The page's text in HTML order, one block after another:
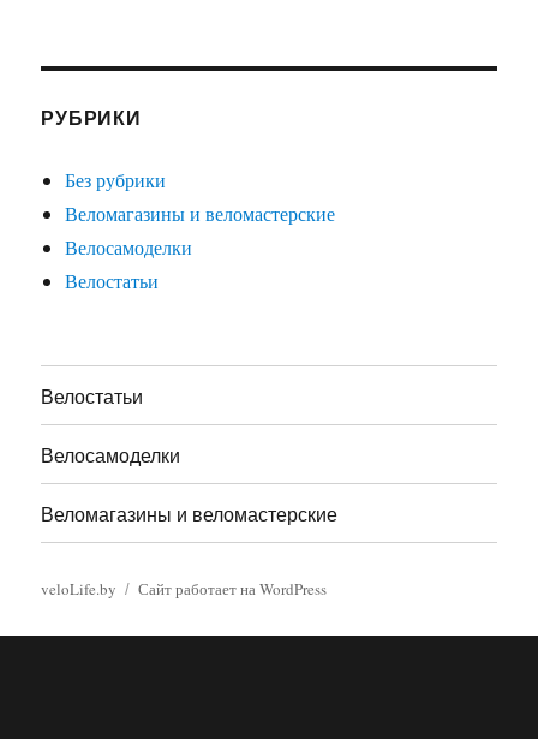
РУБРИКИ
Без рубрики
Веломагазины и веломастерские
Велосамоделки
Велостатьи
Велостатьи
Велосамоделки
Веломагазины и веломастерские
veloLife.by Сайт работает на WordPress